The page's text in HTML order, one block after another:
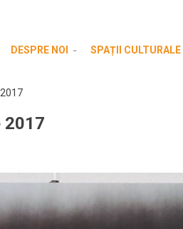
DESPRE NOI SPAȚII CULTURALE
2017